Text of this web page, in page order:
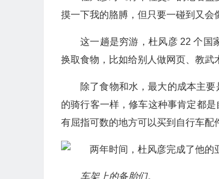
摸一下我的胳膊，但只要一碰到又会
这一趟是穷游，杜风彦 22 个国
换取食物，比如给别人做网页、教武
除了食物和水，最大的成本主
的骑行客一样，修车这种事肯定都
有屈指可数的地方可以买到自行车配
车架上的备胎们。